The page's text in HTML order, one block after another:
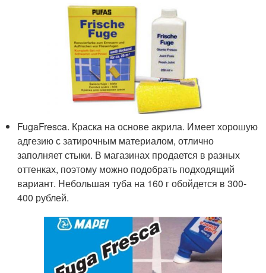
FugaFresca. Краска на основе акрила. Имеет хорошую
адгезию с затирочным материалом, отлично
заполняет стыки. В магазинах продается в разных
оттенках, поэтому можно подобрать подходящий
вариант. Небольшая туба на 160 г обойдется в 300-
400 рублей.